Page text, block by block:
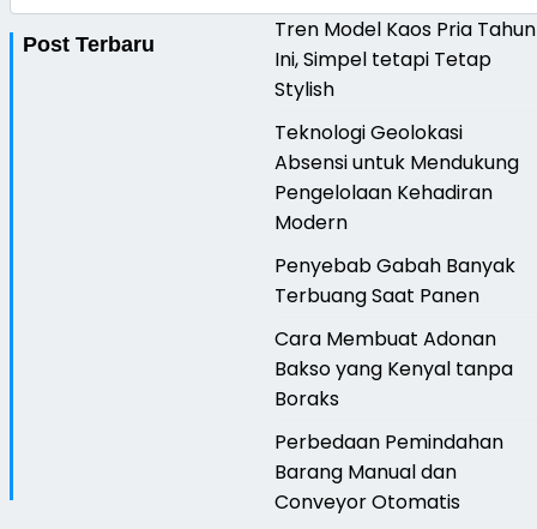
Post Terbaru
Tren Model Kaos Pria Tahun
Ini, Simpel tetapi Tetap
Stylish
Teknologi Geolokasi
Absensi untuk Mendukung
Pengelolaan Kehadiran
Modern
Penyebab Gabah Banyak
Terbuang Saat Panen
Cara Membuat Adonan
Bakso yang Kenyal tanpa
Boraks
Perbedaan Pemindahan
Barang Manual dan
Conveyor Otomatis